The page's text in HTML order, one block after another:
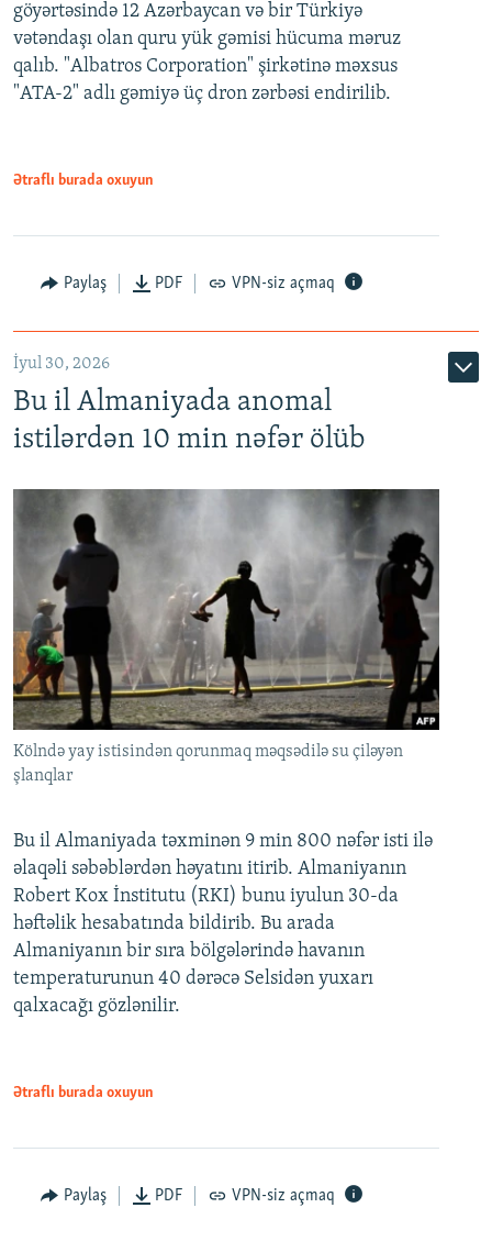
göyərtəsində 12 Azərbaycan və bir Türkiyə
vətəndaşı olan quru yük gəmisi hücuma məruz
qalıb. "Albatros Corporation" şirkətinə məxsus
"ATA-2" adlı gəmiyə üç dron zərbəsi endirilib.
Ətraflı burada oxuyun
Paylaş PDF VPN-siz açmaq
İyul 30, 2026
Bu il Almaniyada anomal
istilərdən 10 min nəfər ölüb
Kölndə yay istisindən qorunmaq məqsədilə su çiləyən
şlanqlar
Bu il Almaniyada təxminən 9 min 800 nəfər isti ilə
əlaqəli səbəblərdən həyatını itirib. Almaniyanın
Robert Kox İnstitutu (RKI) bunu iyulun 30-da
həftəlik hesabatında bildirib. Bu arada
Almaniyanın bir sıra bölgələrində havanın
temperaturunun 40 dərəcə Selsidən yuxarı
qalxacağı gözlənilir.
Ətraflı burada oxuyun
Paylaş PDF VPN-siz açmaq